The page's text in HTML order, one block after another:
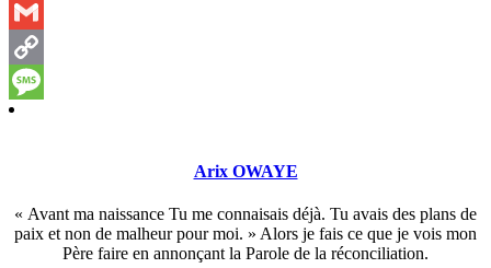
Email
Gmail
Copy
Link
Message
Arix OWAYE
« Avant ma naissance Tu me connaisais déjà. Tu avais des plans de
paix et non de malheur pour moi. » Alors je fais ce que je vois mon
Père faire en annonçant la Parole de la réconciliation.